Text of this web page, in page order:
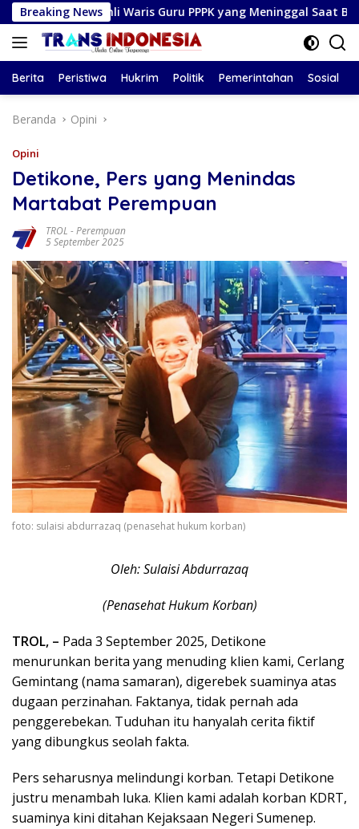
Langsung
ke
konten
Breaking News
Waris Guru PPPK yang Meninggal Saat Bertugas
Berita Peristiwa Hukrim Politik Pemerintahan Sosial
Beranda Opini
Opini
Detikone, Pers yang Menindas
Martabat Perempuan
TROL -Perempuan
5 September 2025
foto: sulaisi abdurrazaq (penasehat hukum korban)
Oleh: Sulaisi Abdurrazaq
(Penasehat Hukum Korban)
TROL, – Pada 3 September 2025, Detikone
menurunkan berita yang menuding klien kami, Cerlang
Gemintang (nama samaran), digerebek suaminya atas
dugaan perzinahan. Faktanya, tidak pernah ada
penggerebekan. Tuduhan itu hanyalah cerita fiktif
yang dibungkus seolah fakta.
Pers seharusnya melindungi korban. Tetapi Detikone
justru menambah luka. Klien kami adalah korban KDRT,
suaminya kini ditahan Kejaksaan Negeri Sumenep.